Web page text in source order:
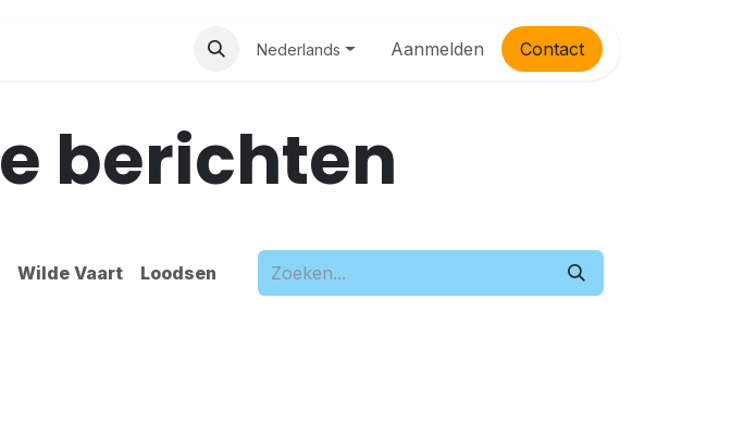
Nederlands Aanmelden Contac​​t
berichten
Wilde Vaart Loodsen